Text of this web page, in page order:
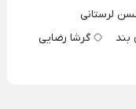
لرستانی
بند
گرشا رضایی